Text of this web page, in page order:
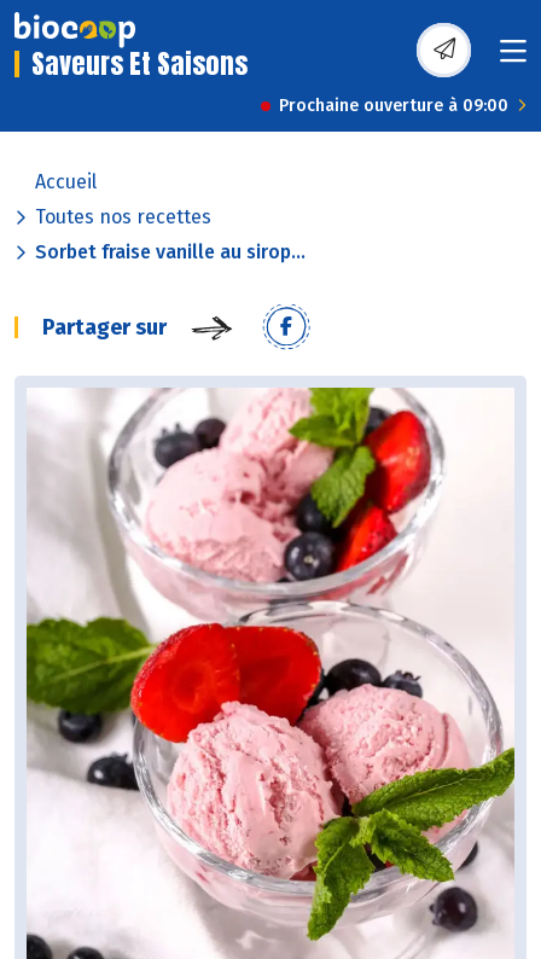
Saveurs Et Saisons
Prochaine ouverture à 09:00
Accueil
Toutes nos recettes
Sorbet fraise vanille au sirop...
Partager sur